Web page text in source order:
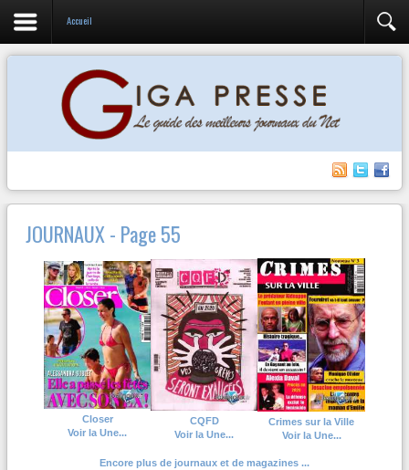
Accueil
JOURNAUX - Page 55
Closer
Voir la Une...
CQFD
Voir la Une...
Crimes sur la Ville
Voir la Une...
Encore plus de journaux et de magazines ...